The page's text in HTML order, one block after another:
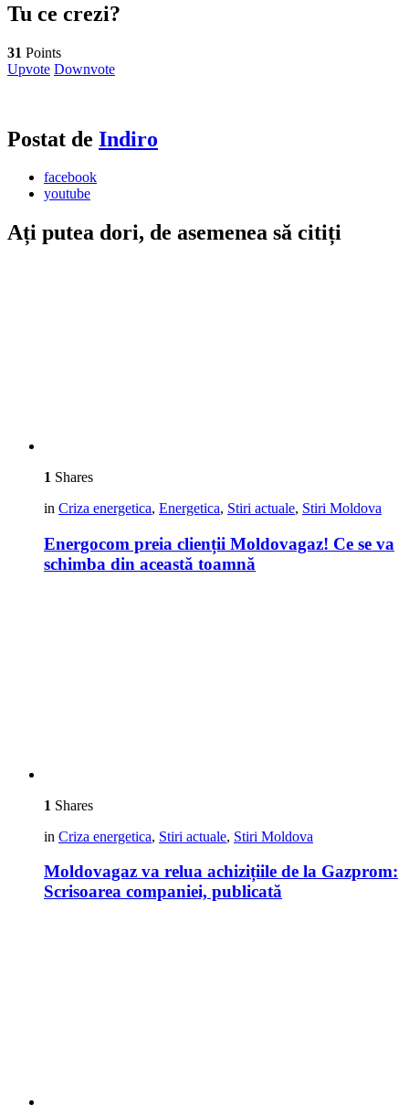
Tu ce crezi?
31 Points
Upvote Downvote
Postat de Indiro
facebook
youtube
Ați putea dori, de asemenea să citiți
1 Shares
in Criza energetica, Energetica, Stiri actuale, Stiri Moldova
Energocom preia clienții Moldovagaz! Ce se va
schimba din această toamnă
1 Shares
in Criza energetica, Stiri actuale, Stiri Moldova
Moldovagaz va relua achizițiile de la Gazprom:
Scrisoarea companiei, publicată